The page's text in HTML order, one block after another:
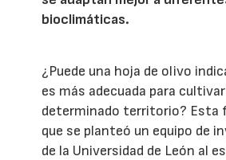
bioclimáticas.
¿Puede una hoja de olivo
es más adecuada para
determinado territorio? Esta
que se planteó un equipo de
de la Universidad de León al